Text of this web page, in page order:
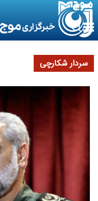
سردار شکارچی